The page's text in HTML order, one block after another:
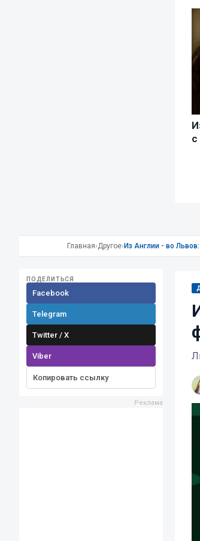
Главная›Другое› Из Англии - во
ПОДЕЛИТЬСЯ
Facebook
Telegram
Twitter / X
Viber
Копировать ссылку